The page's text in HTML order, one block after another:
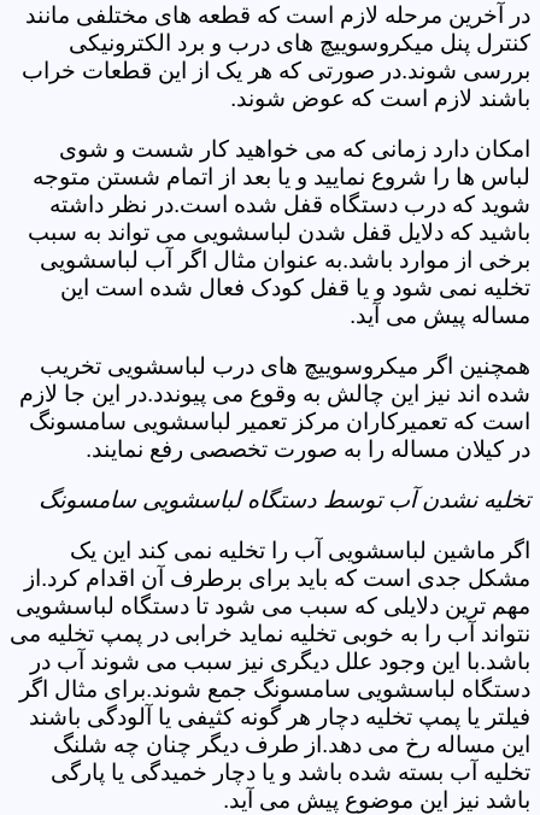
در آخرین مرحله لازم است که قطعه های مختلفی مانند
کنترل پنل میکروسوییچ های درب و برد الکترونیکی
بررسی شوند.در صورتی که هر یک از این قطعات خراب
باشند لازم است که عوض شوند.
امکان دارد زمانی که می خواهید کار شست و شوی
لباس ها را شروع نمایید و یا بعد از اتمام شستن متوجه
شوید که درب دستگاه قفل شده است.در نظر داشته
باشید که دلایل قفل شدن لباسشویی می تواند به سبب
برخی از موارد باشد.به عنوان مثال اگر آب لباسشویی
تخلیه نمی شود و یا قفل کودک فعال شده است این
مساله پیش می آید.
همچنین اگر میکروسوییچ های درب لباسشویی تخریب
شده اند نیز این چالش به وقوع می پیوندد.در این جا لازم
است که تعمیرکاران مرکز تعمیر لباسشویی سامسونگ
در کیلان مساله را به صورت تخصصی رفع نمایند.
تخلیه نشدن آب توسط دستگاه لباسشویی سامسونگ
اگر ماشین لباسشویی آب را تخلیه نمی کند این یک
مشکل جدی است که باید برای برطرف آن اقدام کرد.از
مهم ترین دلایلی که سبب می شود تا دستگاه لباسشویی
نتواند آب را به خوبی تخلیه نماید خرابی در پمپ تخلیه می
باشد.با این وجود علل دیگری نیز سبب می شوند آب در
دستگاه لباسشویی سامسونگ جمع شوند.برای مثال اگر
فیلتر یا پمپ تخلیه دچار هر گونه کثیفی یا آلودگی باشند
این مساله رخ می دهد.از طرف دیگر چنان چه شلنگ
تخلیه آب بسته شده باشد و یا دچار خمیدگی یا پارگی
باشد نیز این موضوع پیش می آید.